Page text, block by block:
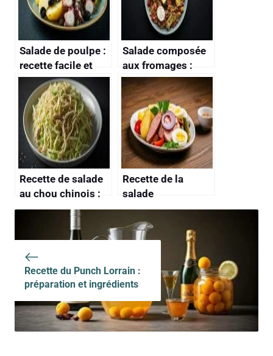
Salade de poulpe :
recette facile et
délicieuse
Salade composée
aux fromages :
recette savoureuse
et facile
Recette de salade
au chou chinois :
fraîcheur et
saveurs garantis
Recette de la
salade
strasbourgeoise :
un délice alsacien
Recette du Punch Lorrain :
préparation et ingrédients